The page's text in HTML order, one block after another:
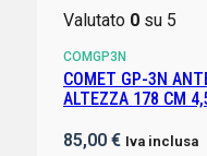
Valutato 0su 5
COMGP3N
COMET GP-3N
ALTEZZA 178 CM
85,00 € Iva inclusa